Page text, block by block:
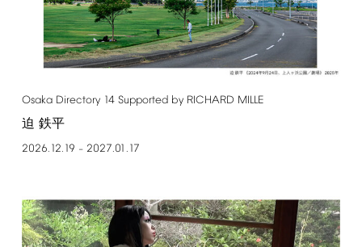
Osaka Directory 14 Supported by RICHARD MILLE
迫 鉄平
2026.12.19 – 2027.01.17